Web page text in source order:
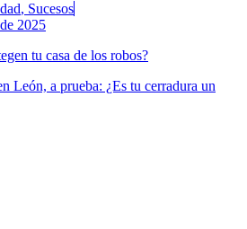
, Sucesos
2025
tu casa de los robos?
León, a prueba: ¿Es tu cerradura un